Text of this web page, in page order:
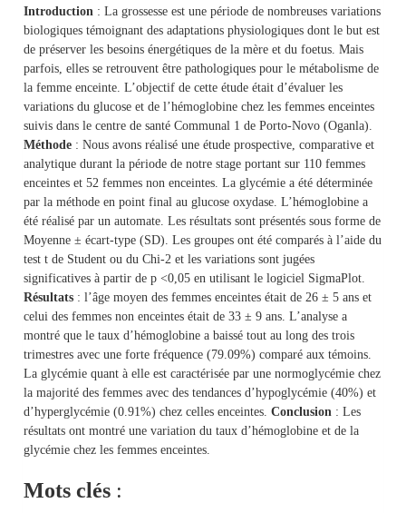
Introduction : La grossesse est une période de nombreuses variations
biologiques témoignant des adaptations physiologiques dont le but est
de préserver les besoins énergétiques de la mère et du foetus. Mais
parfois, elles se retrouvent être pathologiques pour le métabolisme de
la femme enceinte. L’objectif de cette étude était d’évaluer les
variations du glucose et de l’hémoglobine chez les femmes enceintes
suivis dans le centre de santé Communal 1 de Porto-Novo (Oganla).
Méthode : Nous avons réalisé une étude prospective, comparative et
analytique durant la période de notre stage portant sur 110 femmes
enceintes et 52 femmes non enceintes. La glycémie a été déterminée
par la méthode en point final au glucose oxydase. L’hémoglobine a
été réalisé par un automate. Les résultats sont présentés sous forme de
Moyenne ± écart-type (SD). Les groupes ont été comparés à l’aide du
test t de Student ou du Chi-2 et les variations sont jugées
significatives à partir de p <0,05 en utilisant le logiciel SigmaPlot.
Résultats : l’âge moyen des femmes enceintes était de 26 ± 5 ans et
celui des femmes non enceintes était de 33 ± 9 ans. L’analyse a
montré que le taux d’hémoglobine a baissé tout au long des trois
trimestres avec une forte fréquence (79.09%) comparé aux témoins.
La glycémie quant à elle est caractérisée par une normoglycémie chez
la majorité des femmes avec des tendances d’hypoglycémie (40%) et
d’hyperglycémie (0.91%) chez celles enceintes. Conclusion : Les
résultats ont montré une variation du taux d’hémoglobine et de la
glycémie chez les femmes enceintes.
Mots clés :